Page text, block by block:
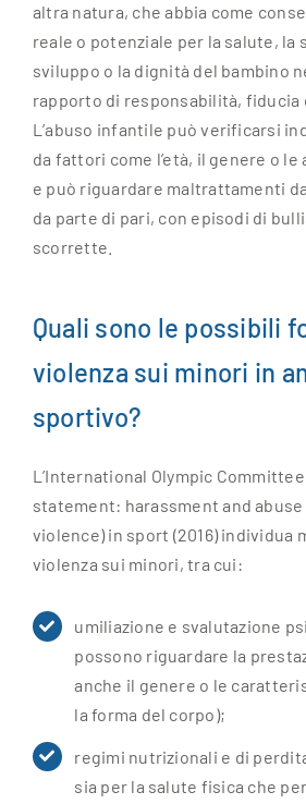
altra natura, che abbia come
reale o potenziale per la salute, la
sviluppo o la dignità del bambino
rapporto di responsabilità, fiducia
L’abuso infantile può verificarsi
da fattori come l’età, il genere o
e può riguardare maltrattamenti
da parte di pari, con episodi di
scorrette.
Quali sono le possibili
violenza sui minori in
sportivo?
L’International Olympic
statement: harassment and
violence) in sport (2016) individua
violenza sui minori, tra cui:
umiliazione e svalutazione
possono riguardare la
anche il genere o le
la forma del corpo);
regimi nutrizionali e di
sia per la salute fisica che